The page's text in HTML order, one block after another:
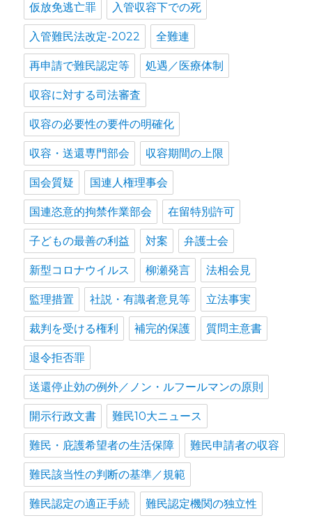
仮放免逃亡罪 入管収容下での死
入管難民法改定-2022 全難連
再申請で難民認定等 処遇／医療体制
収容に対する司法審査
収容の必要性の要件の明確化
収容・送還専門部会 収容期間の上限
国会質疑 国連人権理事会
国連恣意的拘禁作業部会 在留特別許可
子どもの最善の利益 対案 弁護士会
新型コロナウイルス 柳瀬発言 法相会見
監理措置 社説・有識者意見等 立法事実
裁判を受ける権利 補完的保護 質問主意書
退令拒否罪
送還停止効の例外／ノン・ルフールマンの原則
開示行政文書 難民10大ニュース
難民・庇護希望者の生活保障 難民申請者の収容
難民該当性の判断の基準／規範
難民認定の適正手続 難民認定機関の独立性